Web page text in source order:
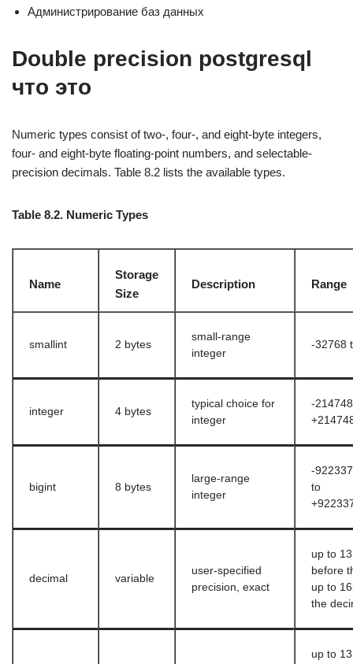
Администрирование баз данных
Double precision postgresql
что это
Numeric types consist of two-, four-, and eight-byte integers,
four- and eight-byte floating-point numbers, and selectable-
precision decimals. Table 8.2 lists the available types.
Table 8.2. Numeric Types
Name
Storage
Size
Description Range
smallint 2 bytes
small-range
integer
-32768
integer 4 bytes
typical choice for
integer
-
bigint 8 bytes
large-range
integer
-
to
decimal variable
user-specified
precision, exact
up to
before
up to
the
up to